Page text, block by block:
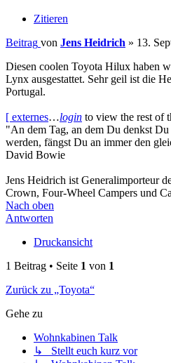
Zitieren
Beitrag von Jens Heidrich » 13.
Diesen coolen Toyota Hilux haben
Lynx ausgestattet. Sehr geil ist die
Portugal.
[ externes…login to view the rest of
"An dem Tag, an dem Du denkst Du
werden, fängst Du an immer den
David Bowie
Jens Heidrich ist Generalimporteur
Crown, Four-Wheel Campers und
Nach oben
Antworten
Druckansicht
1 Beitrag • Seite 1 von 1
Zurück zu „Toyota“
Gehe zu
Wohnkabinen Talk
↳ Stellt euch kurz vor